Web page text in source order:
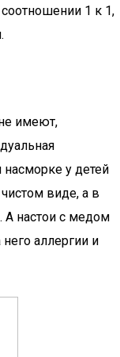
1 к 1,
имеют,
у детей
виде, а в
А настои с медом
него аллергии и